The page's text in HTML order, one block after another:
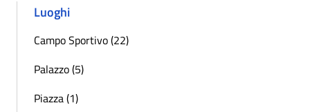
Luoghi
Campo Sportivo (22)
Palazzo (5)
Piazza (1)